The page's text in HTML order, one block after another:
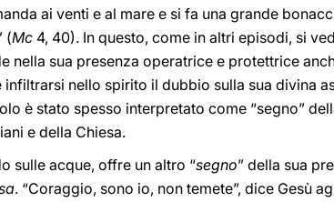
ai venti e al mare e si fa una grande
(Mc 4, 40). In questo, come in altri episodi, si
nella sua presenza operatrice e protettrice
nello spirito il dubbio sulla sua divina
è stato spesso interpretato come “segno”
e della Chiesa.
sulle acque, offre un altro “segno” della sua
. “Coraggio, sono io, non temete”, dice Gesù